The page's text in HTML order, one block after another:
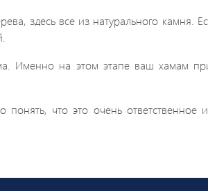
здесь все из натурального камня.
Именно на этом этапе ваш хамам
что это очень